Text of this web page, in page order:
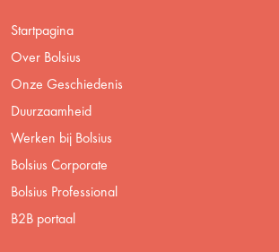
Startpagina
Over Bolsius
Onze Geschiedenis
Duurzaamheid
Werken bij Bolsius
Bolsius Corporate
Bolsius Professional
B2B portaal